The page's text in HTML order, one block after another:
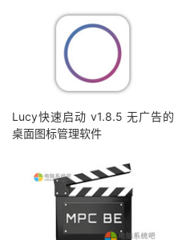
Lucy快速启动 v1.8.5 无广告的
桌面图标管理软件